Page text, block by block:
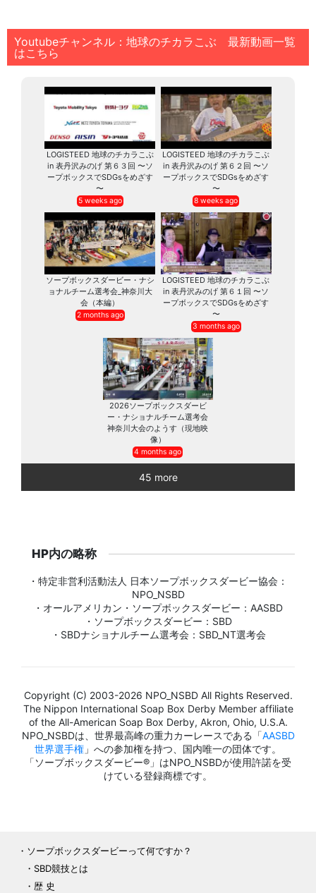
Youtubeチャンネル：地球のチカラこぶ 最新動画一覧
はこちら
LOGISTEED 地球のチカラこぶ
in 表丹沢みのげ 第６３回 〜ソ
ープボックスでSDGsをめざす
〜
5 weeks ago
LOGISTEED 地球のチカラこぶ
in 表丹沢みのげ 第６２回 〜ソ
ープボックスでSDGsをめざす
〜
8 weeks ago
ソープボックスダービー・ナシ
ョナルチーム選考会_神奈川大
会（本編）
2 months ago
LOGISTEED 地球のチカラこぶ
in 表丹沢みのげ 第６１回 〜ソ
ープボックスでSDGsをめざす
〜
3 months ago
2026ソープボックスダービ
ー・ナショナルチーム選考会
神奈川大会のようす（現地映
像）
4 months ago
45 more
HP内の略称
・特定非営利活動法人 日本ソープボックスダービー協会：
NPO_NSBD
・オールアメリカン・ソープボックスダービー：AASBD
・ソープボックスダービー：SBD
・SBDナショナルチーム選考会：SBD_NT選考会
Copyright (C) 2003-2026 NPO_NSBD All Rights Reserved.
The Nippon International Soap Box Derby Member affiliate
of the All-American Soap Box Derby, Akron, Ohio, U.S.A.
NPO_NSBDは、世界最高峰の重力カーレースである「AASBD
世界選手権 」への参加権を持つ、国内唯一の団体です。
「ソープボックスダービー®」はNPO_NSBDが使用許諾を受
けている登録商標です。
ソープボックスダービーって何ですか？
SBD競技とは
歴 史